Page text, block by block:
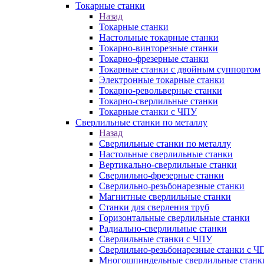
Токарные станки
Назад
Токарные станки
Настольные токарные станки
Токарно-винторезные станки
Токарно-фрезерные станки
Токарные станки с двойным суппортом
Электронные токарные станки
Токарно-револьверные станки
Токарно-сверлильные станки
Токарные станки с ЧПУ
Сверлильные станки по металлу
Назад
Сверлильные станки по металлу
Настольные сверлильные станки
Вертикально-сверлильные станки
Сверлильно-фрезерные станки
Сверлильно-резьбонарезные станки
Магнитные сверлильные станки
Станки для сверления труб
Горизонтальные сверлильные станки
Радиально-сверлильные станки
Сверлильные станки с ЧПУ
Сверлильно-резьбонарезные станки с
Многошпиндельные сверлильные